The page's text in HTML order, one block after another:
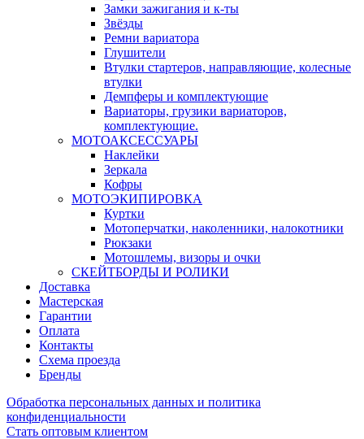
Замки зажигания и к-ты
Звёзды
Ремни вариатора
Глушители
Втулки стартеров, направляющие, колесные
втулки
Демпферы и комплектующие
Вариаторы, грузики вариаторов,
комплектующие.
МОТОАКСЕССУАРЫ
Наклейки
Зеркала
Кофры
МОТОЭКИПИРОВКА
Куртки
Мотоперчатки, наколенники, налокотники
Рюкзаки
Мотошлемы, визоры и очки
СКЕЙТБОРДЫ И РОЛИКИ
Доставка
Мастерская
Гарантии
Оплата
Контакты
Схема проезда
Бренды
Обработка персональных данных и политика
конфиденциальности
Стать оптовым клиентом